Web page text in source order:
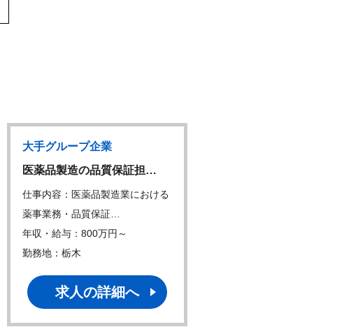
大手グループ企業
医薬品製造の品質保証担…
仕事内容：医薬品製造業における
薬事業務・品質保証…
年収・給与：800万円～
勤務地：栃木
求人の詳細へ